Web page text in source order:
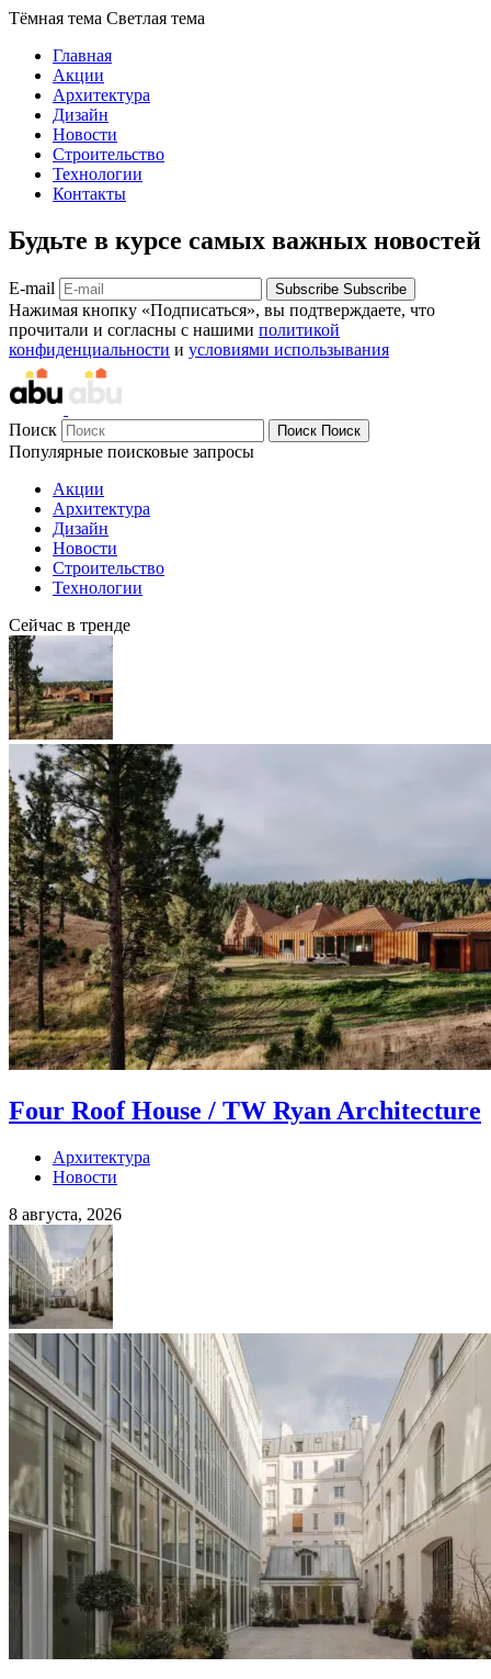
Тёмная тема Светлая тема
Главная
Акции
Архитектура
Дизайн
Новости
Строительство
Технологии
Контакты
Будьте в курсе самых важных новостей
E-mail Subscribe Subscribe
Нажимая кнопку «Подписаться», вы подтверждаете, что
прочитали и согласны с нашими политикой
конфиденциальности и условиями использывания
Поиск Поиск Поиск
Популярные поисковые запросы
Акции
Архитектура
Дизайн
Новости
Строительство
Технологии
Сейчас в тренде
Four Roof House / TW Ryan Architecture
Архитектура
Новости
8 августа, 2026